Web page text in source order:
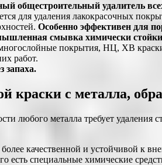
общестроительный удалитель
для удаления лакокрасочных
Особенно эффективен для
смывка химически
покрытия, НЦ, ХВ
работ.
запаха.
краски с металла,
любого металла требует удаления
качественной и устойчивой к
есть специальные химические